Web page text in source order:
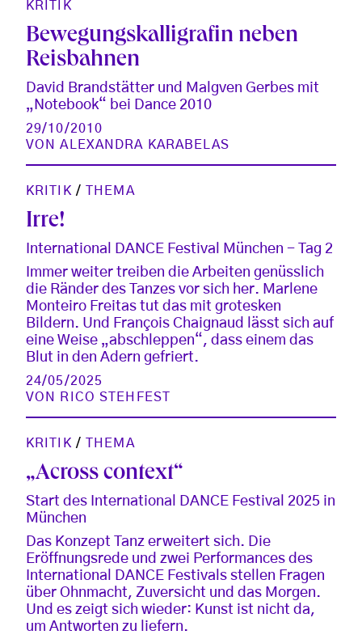
KRITIK
Bewegungskalligrafin neben
Reisbahnen
David Brandstätter und Malgven Gerbes mit
„Notebook“ bei Dance 2010
29/10/2010
VONALEXANDRA KARABELAS
KRITIK / THEMA
Irre!
International DANCE Festival München - Tag 2
Immer weiter treiben die Arbeiten genüsslich
die Ränder des Tanzes vor sich her. Marlene
Monteiro Freitas tut das mit grotesken
Bildern. Und François Chaignaud lässt sich auf
eine Weise „abschleppen“, dass einem das
Blut in den Adern gefriert.
24/05/2025
VON
RICO STEHFEST
KRITIK / THEMA
„Across context“
Start des International DANCE Festival 2025 in
München
Das Konzept Tanz erweitert sich. Die
Eröffnungsrede und zwei Performances des
International DANCE Festivals stellen Fragen
über Ohnmacht, Zuversicht und das Morgen.
Und es zeigt sich wieder: Kunst ist nicht da,
um Antworten zu liefern.